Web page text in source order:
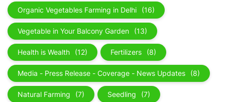
Organic Vegetables Farming in Delhi (16)
Vegetable in Your Balcony Garden (13)
Health is Wealth (12) Fertilizers (8)
Media - Press Release - Coverage - News Updates (8)
Natural Farming (7) Seedling (7)